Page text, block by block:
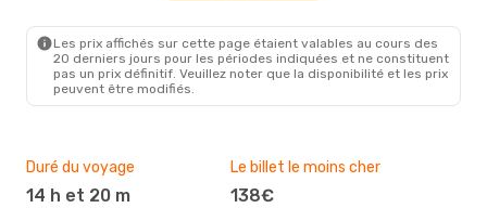
Les prix affichés sur cette page étaient valables au cours des
20 derniers jours pour les périodes indiquées et ne constituent
pas un prix définitif. Veuillez noter que la disponibilité et les prix
peuvent être modifiés.
Duré du voyage
14 h et 20 m
Le billet le moins cher
138€